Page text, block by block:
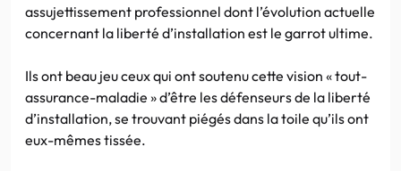
assujettissement professionnel dont l’évolution actuelle
concernant la liberté d’installation est le garrot ultime.
Ils ont beau jeu ceux qui ont soutenu cette vision « tout-
assurance-maladie » d’être les défenseurs de la liberté
d’installation, se trouvant piégés dans la toile qu’ils ont
eux-mêmes tissée.